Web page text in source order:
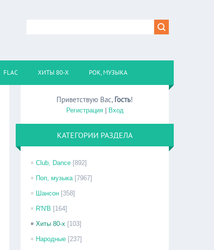
FLAC ХИТЫ 80-Х РОК, МУЗЫКА
Приветствую Вас, Гость!
Регистрация| Вход
КАТЕГОРИИ РАЗДЕЛА
Club, Dance [892]
Поп, музыка [7967]
Шансон [358]
R'N'B [164]
Хиты 80-х [103]
Народные [237]